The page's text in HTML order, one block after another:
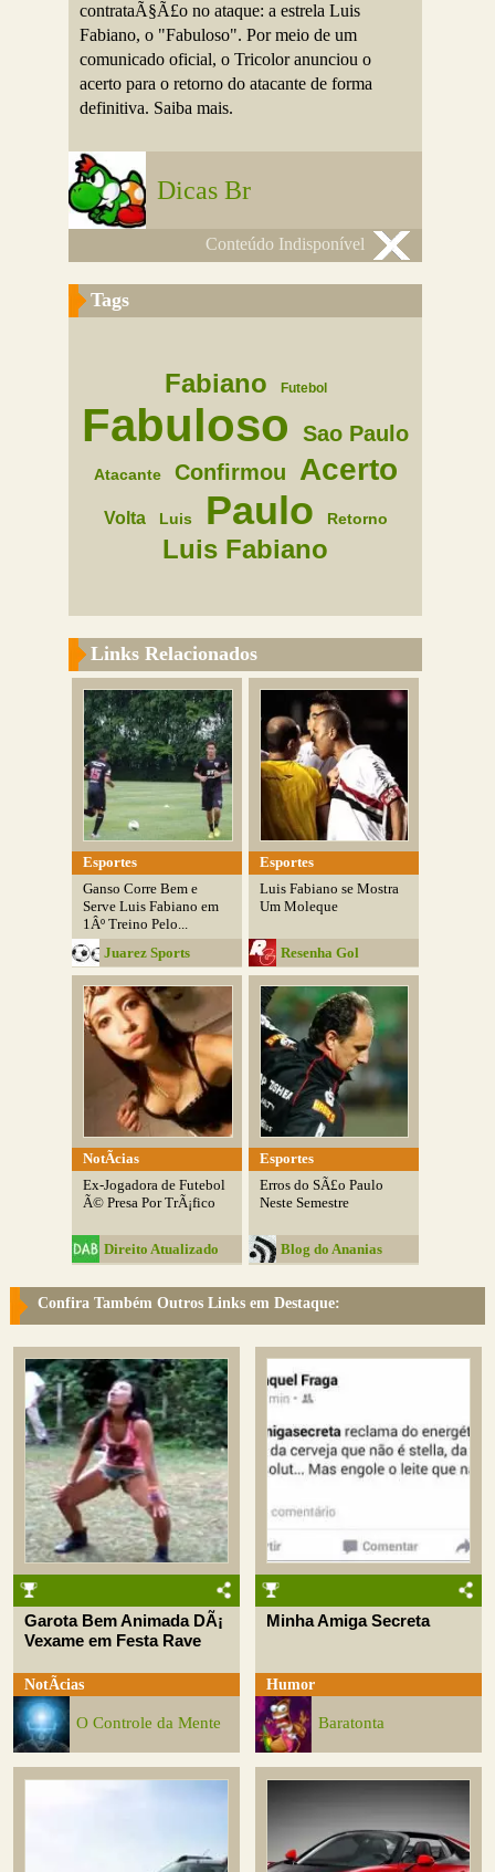
contrataÃ§Ã£o no ataque: a estrela Luis
Fabiano, o "Fabuloso". Por meio de um
comunicado oficial, o Tricolor anunciou o
acerto para o retorno do atacante de forma
definitiva. Saiba mais.
Dicas Br
Conteúdo Indisponível
Tags
Fabiano Futebol
Fabuloso Sao Paulo
Atacante Confirmou Acerto
Volta Luis Paulo Retorno
Luis Fabiano
Links Relacionados
Esportes
Ganso Corre Bem e
Serve Luis Fabiano em
1Âº Treino Pelo...
Juarez Sports
Esportes
Luis Fabiano se Mostra
Um Moleque
Resenha Gol
NotÃ­cias
Ex-Jogadora de Futebol
Ã© Presa Por TrÃ¡fico
Direito Atualizado
Esportes
Erros do SÃ£o Paulo
Neste Semestre
Blog do Ananias
Confira Também Outros Links em Destaque:
Garota Bem Animada DÃ¡
Vexame em Festa Rave
NotÃ­cias
O Controle da Mente
Minha Amiga Secreta
Humor
Baratonta